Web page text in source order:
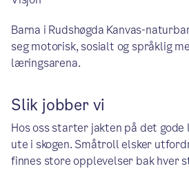
Barna i Rudshøgda Kanvas-
seg motorisk, sosialt og språklig
læringsarena.
Slik jobber vi
Hos oss starter jakten på det
ute i skogen. Småtroll elsker
finnes store opplevelser bak hver